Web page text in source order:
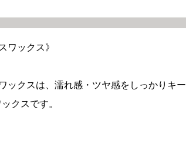
ワックス》
ックスは、濡れ感・ツヤ感をしっかりキ
クスです。